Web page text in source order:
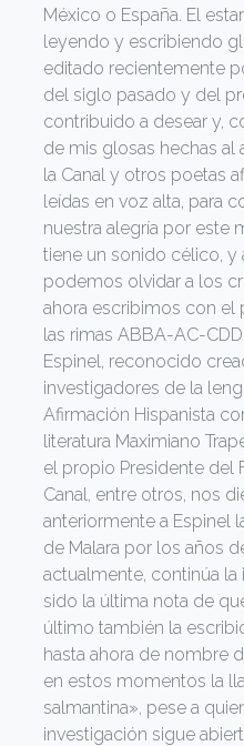
México o España. El
leyendo y escribiendo
editado recientemente
del siglo pasado y del
contribuido a desear y,
de mis glosas hechas al
la Canal y otros poetas
leídas en voz alta, para
nuestra alegría por este
tiene un sonido célico, y
podemos olvidar a los
ahora escribimos con el
las rimas ABBA-AC-
Espinel, reconocido
investigadores de la
Afirmación Hispanista
literatura Maximiano
el propio Presidente del
Canal, entre otros, nos
anteriormente a Espinel
de Malara por los años
actualmente, continúa
sido la última nota de
último también la
hasta ahora de nombre
en estos momentos la
salmantina», pese a
investigación sigue